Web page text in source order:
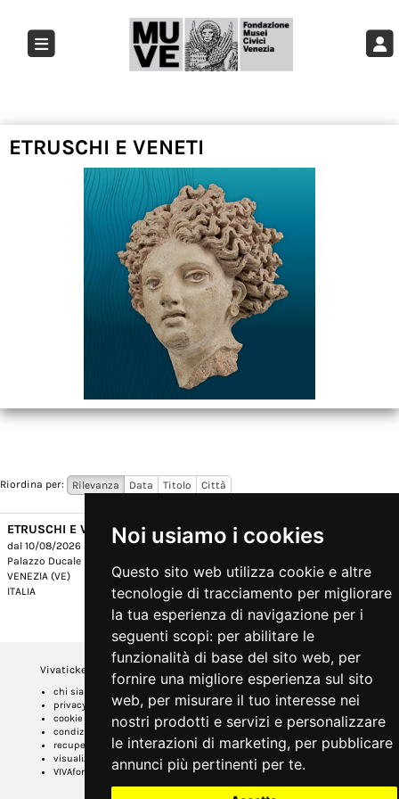
Noi usiamo i cookies
Questo sito web utilizza cookie e altre
tecnologie di tracciamento per migliorare
la tua esperienza di navigazione per i
seguenti scopi: per abilitare le
funzionalità di base del sito web, per
fornire una migliore esperienza sul sito
web, per misurare il tuo interesse nei
nostri prodotti e servizi e personalizzare
le interazioni di marketing, per pubblicare
annunci più pertinenti per te.
ETRUSCHI E VENETI
Riordina per: Rilevanza Data Titolo Città
ETRUSCHI E VENETI. ACQUE, CULTI E SANTUARI
dal 10/08/2026 al 29/09/2026
Palazzo Ducale
VENEZIA (VE)
ITALIA
Vivaticket
chi siamo
privacy
cookie
condizioni generali
recupero prenotazioni
visualizza ricevuta
VIVAforVoucher
guida al servizio
domande frequenti
modalità di pagamento
assistenza
odr
fatturazione elettronica
scelta spettacoli in
abbonamento